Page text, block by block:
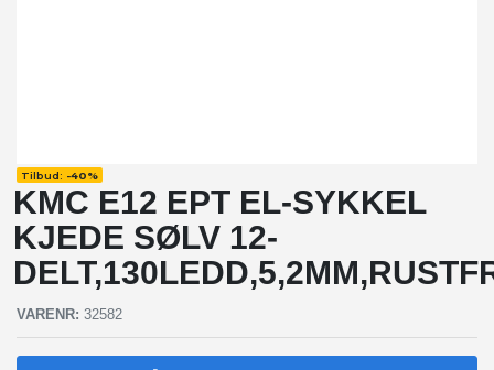
Tilbud: -40%
KMC E12 EPT EL-SYKKEL
KJEDE SØLV 12-
VARENR: 32582